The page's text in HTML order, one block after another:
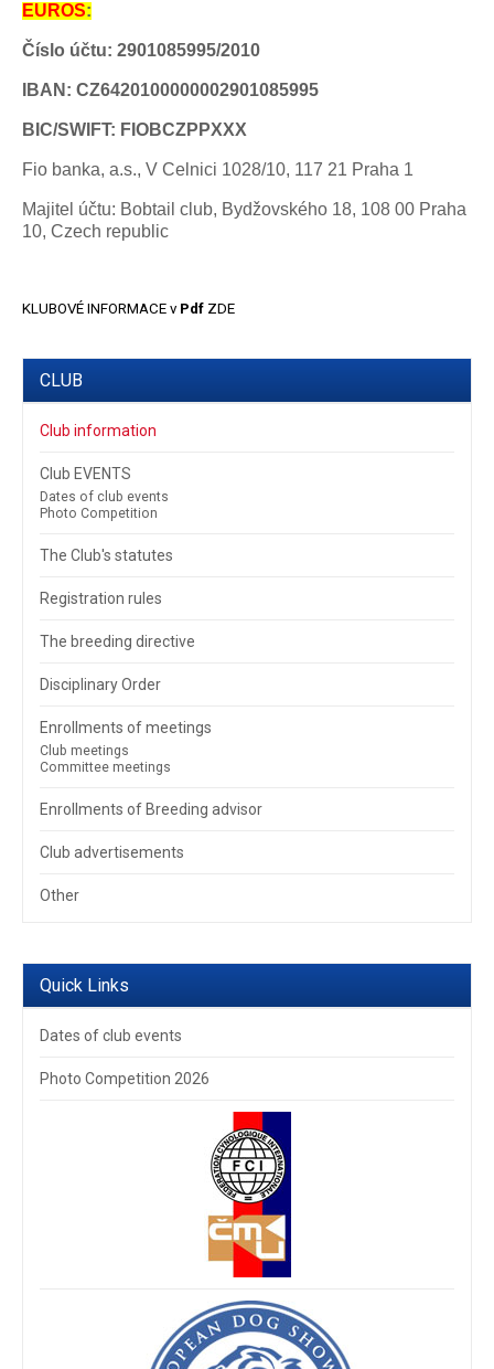
CLUB
Club information
Club EVENTS
Dates of club events
Photo Competition
The Club's statutes
Registration rules
The breeding directive
Disciplinary Order
Enrollments of meetings
Club meetings
Committee meetings
Enrollments of Breeding advisor
Club advertisements
Other
Quick Links
Dates of club events
Photo Competition 2026
EUROS:
Číslo účtu: 2901085995/2010
IBAN: CZ6420100000002901085995
BIC/SWIFT: FIOBCZPPXXX
Fio banka, a.s., V Celnici 1028/10, 117 21 Praha 1
Majitel účtu: Bobtail club, Bydžovského 18, 108 00 Praha
10, Czech republic
KLUBOVÉ INFORMACE v Pdf ZDE